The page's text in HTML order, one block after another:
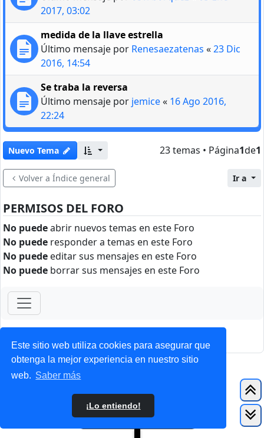
Este sitio web utiliza cookies para asegurar que
obtenga la mejor experiencia en nuestro sitio
web. Saber más
¡Lo entiendo!
Nuevo Tema
2017, 03:02
medida de la llave estrella
Último mensaje por Renesaezatenas «23 Dic
2016, 14:54
Se traba la reversa
Último mensaje por jemice« 16 Ago 2016,
22:24
Nuevo Tema 23 temas • Página1de1
Volver a Índice general Ir a
PERMISOS DEL FORO
No puedeabrir nuevos temas en este Foro
No puede responder a temas en este Foro
No puede editar sus mensajes en este Foro
No puede borrar sus mensajes en este Foro
ForoClub 2025
Privacidad| Condiciones